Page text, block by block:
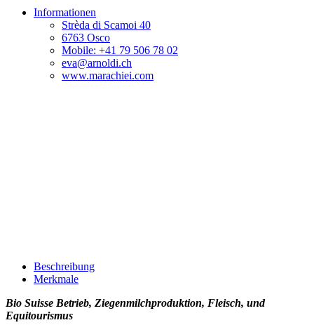
Informationen
Strèda di Scamoi 40
6763 Osco
Mobile: +41 79 506 78 02
eva@arnoldi.ch
www.marachiei.com
Beschreibung
Merkmale
Bio Suisse Betrieb, Ziegenmilchproduktion, Fleisch, und
Equitourismus